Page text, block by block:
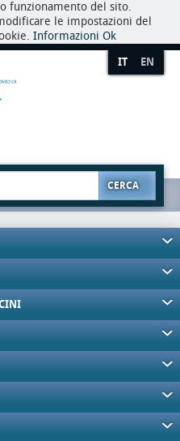
funzionamento del sito.
le impostazioni del
Informazioni Ok
IT EN
CERCA